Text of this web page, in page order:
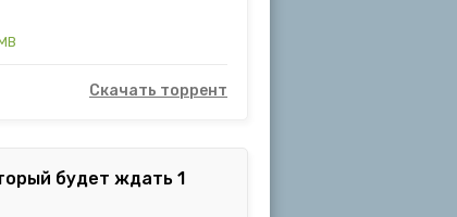
Скачать торрент
будет ждать 1